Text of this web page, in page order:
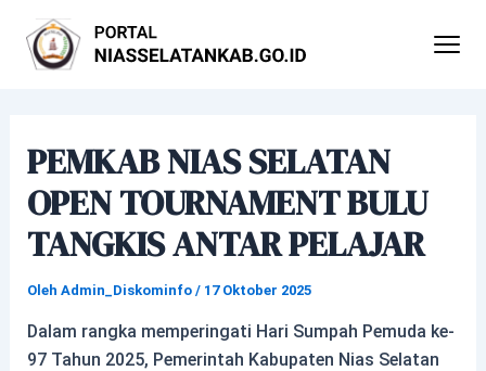
konten
PEMKAB NIAS SELATAN
OPEN TOURNAMENT BULU
TANGKIS ANTAR PELAJAR
Oleh Admin_Diskominfo / 17 Oktober 2025
Dalam rangka memperingati Hari Sumpah Pemuda ke-
97 Tahun 2025, Pemerintah Kabupaten Nias Selatan
navigation